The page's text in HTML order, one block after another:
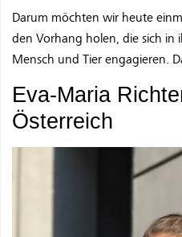
Darum möchten wir heute
den Vorhang holen, die sich in
Mensch und Tier engagieren.
Eva-Maria
Österreich